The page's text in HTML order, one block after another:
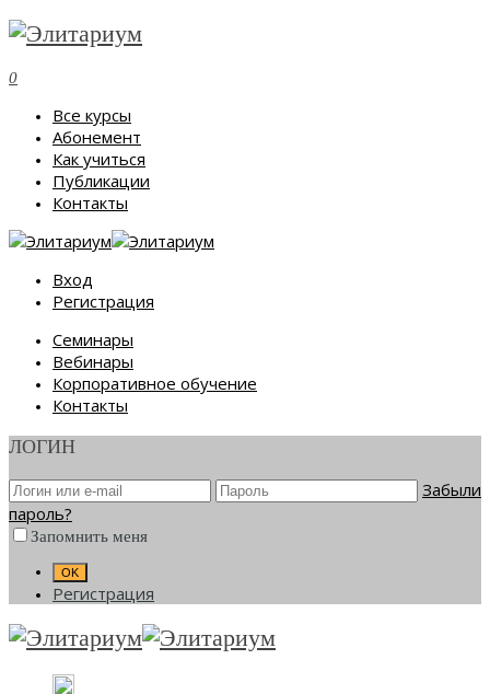
0
Все курсы
Абонемент
Как учиться
Публикации
Контакты
Вход
Регистрация
Семинары
Вебинары
Корпоративное обучение
Контакты
ЛОГИН
Забыли
пароль?
Запомнить меня
Регистрация